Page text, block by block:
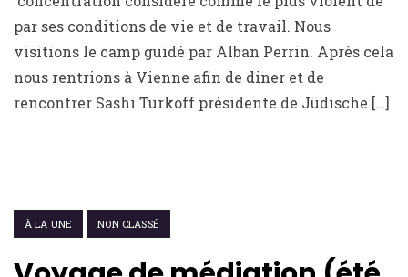
par ses conditions de vie et de travail. Nous
visitions le camp guidé par Alban Perrin. Après cela
nous rentrions à Vienne afin de diner et de
rencontrer Sashi Turkoff présidente de Jüdische […]
À LA UNE NON CLASSÉ